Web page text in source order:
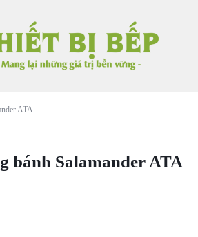
ATA
bánh Salamander ATA